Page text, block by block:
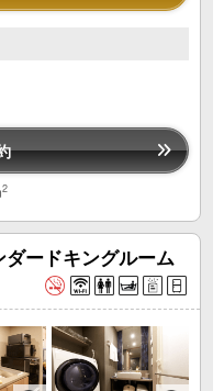
2
ダードキングルーム